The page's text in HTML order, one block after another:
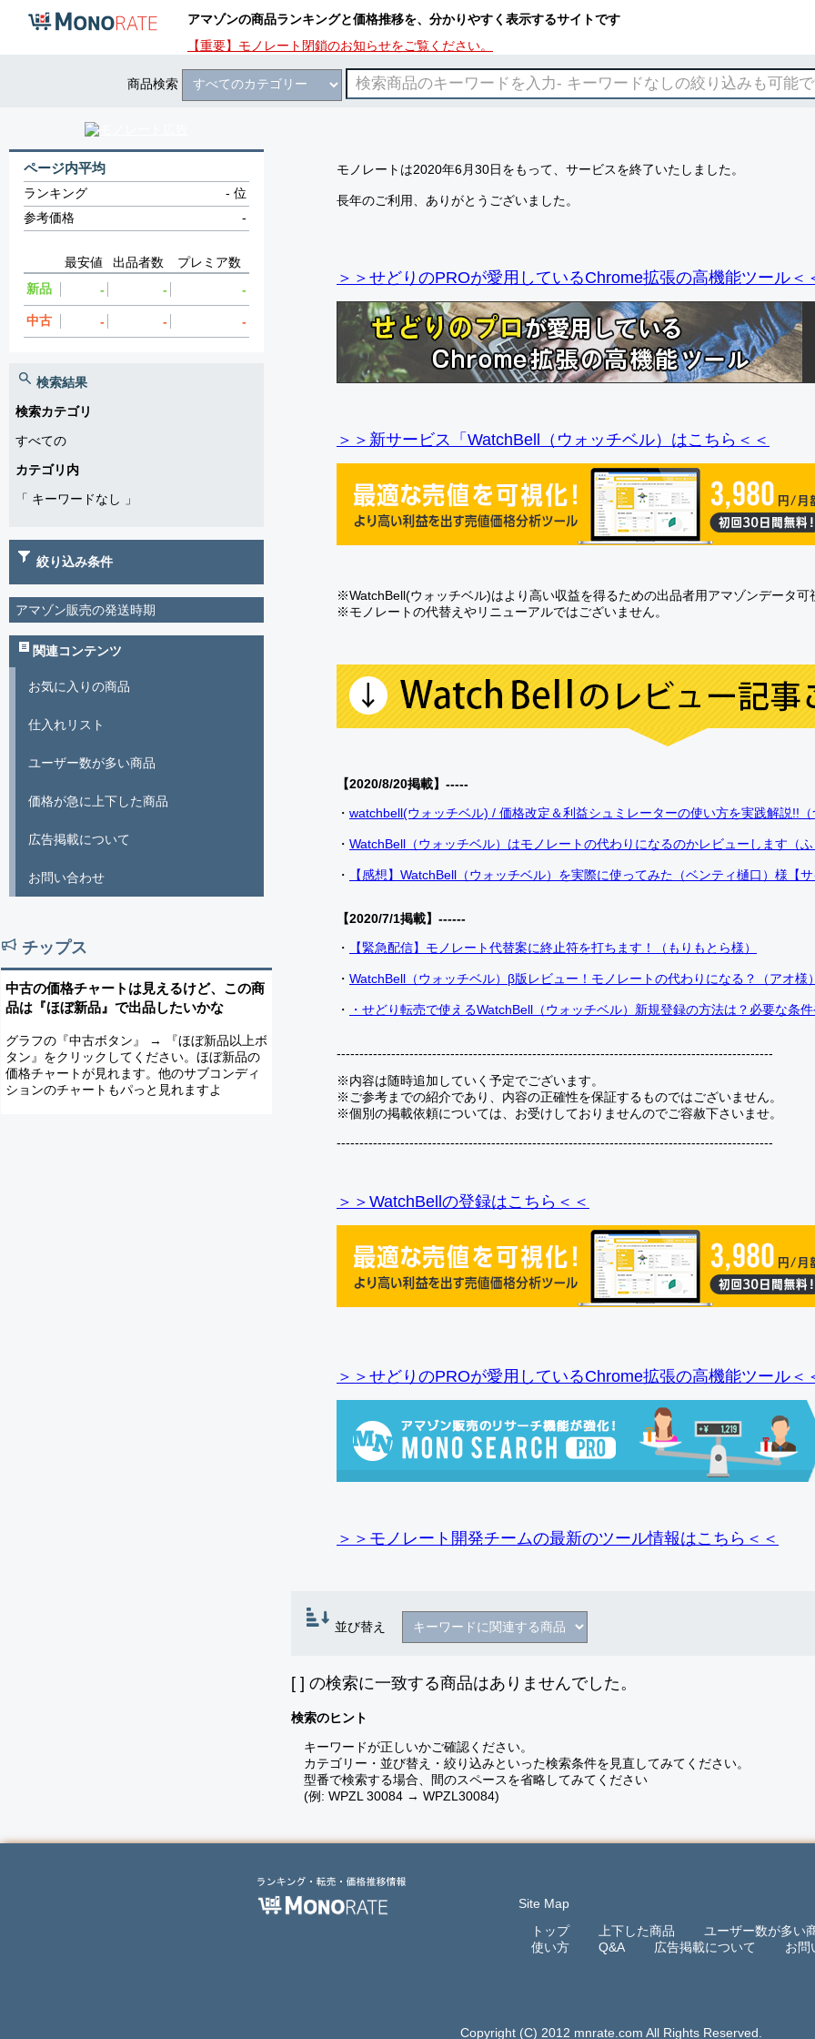
アマゾンの商品ランキングと価格推移を、分かりやすく表示するサイトです
【重要】モノレート閉鎖のお知らせをご覧ください。
商品検索
モノレートは2020年6月30日をもって、サービスを終了いたしました。
長年のご利用、ありがとうございました。
＞＞せどりのPROが愛用しているChrome拡張の高機能ツール＜
＞＞新サービス「WatchBell（ウォッチベル）はこちら＜＜
※WatchBell(ウォッチベル)はより高い収益を得るための出品者用アマゾンデータ可
※モノレートの代替えやリニューアルではございません。
【2020/8/20掲載】-----
・ watchbell(ウォッチベル) / 価格改定＆利益シュミレーターの使い方を実践解説!!
・ WatchBell（ウォッチベル）はモノレートの代わりになるのかレビューします（
・ 【感想】WatchBell（ウォッチベル）を実際に使ってみた（ベンティ樋口）様【
【2020/7/1掲載】------
・
【緊急配信】モノレート代替案に終止符を打ちます！（もりもとら様）
・ WatchBell（ウォッチベル）β版レビュー！モノレートの代わりになる？（アオ様
・ ・せどり転売で使えるWatchBell（ウォッチベル）新規登録の方法は？必要な条
------------------------------------------------------------------------------------------------
※内容は随時追加していく予定でございます。
※ご参考までの紹介であり、内容の正確性を保証するものではございません。
※個別の掲載依頼については、お受けしておりませんのでご容赦下さいませ。
------------------------------------------------------------------------------------------------
＞＞WatchBellの登録はこちら＜＜
＞＞せどりのPROが愛用しているChrome拡張の高機能ツール＜
＞＞モノレート開発チームの最新のツール情報はこちら＜＜
並び替え
[ ] の検索に一致する商品はありませんでした。
検索のヒント
キーワードが正しいかご確認ください。
カテゴリー・並び替え・絞り込みといった検索条件を見直してみてください。
型番で検索する場合、間のスペースを省略してみてください
(例: WPZL 30084 → WPZL30084)
ページ内平均
ランキング -位
参考価格
-
最安値 出品者数
プレミア数
新品
- - -
中古 - - -
検索結果
検索カテゴリ
すべての
カテゴリ内
「 キーワードなし 」
絞り込み条件
アマゾン販売の発送時期
関連コンテンツ
お気に入りの商品
仕入れリスト
ユーザー数が多い商品
価格が急に上下した商品
広告掲載について
お問い合わせ
チップス
中古の価格チャートは見えるけど、この商
品は『ほぼ新品』で出品したいかな
グラフの『中古ボタン』 → 『ほぼ新品以上ボ
タン』をクリックしてください。ほぼ新品の
価格チャートが見れます。他のサブコンディ
ションのチャートもパっと見れますよ
Site Map
トップ
上下した商品
ユーザー数が多い
使い方
Q&A 広告掲載について お問
Copyright (C) 2012 mnrate.com All Rights Reserved.